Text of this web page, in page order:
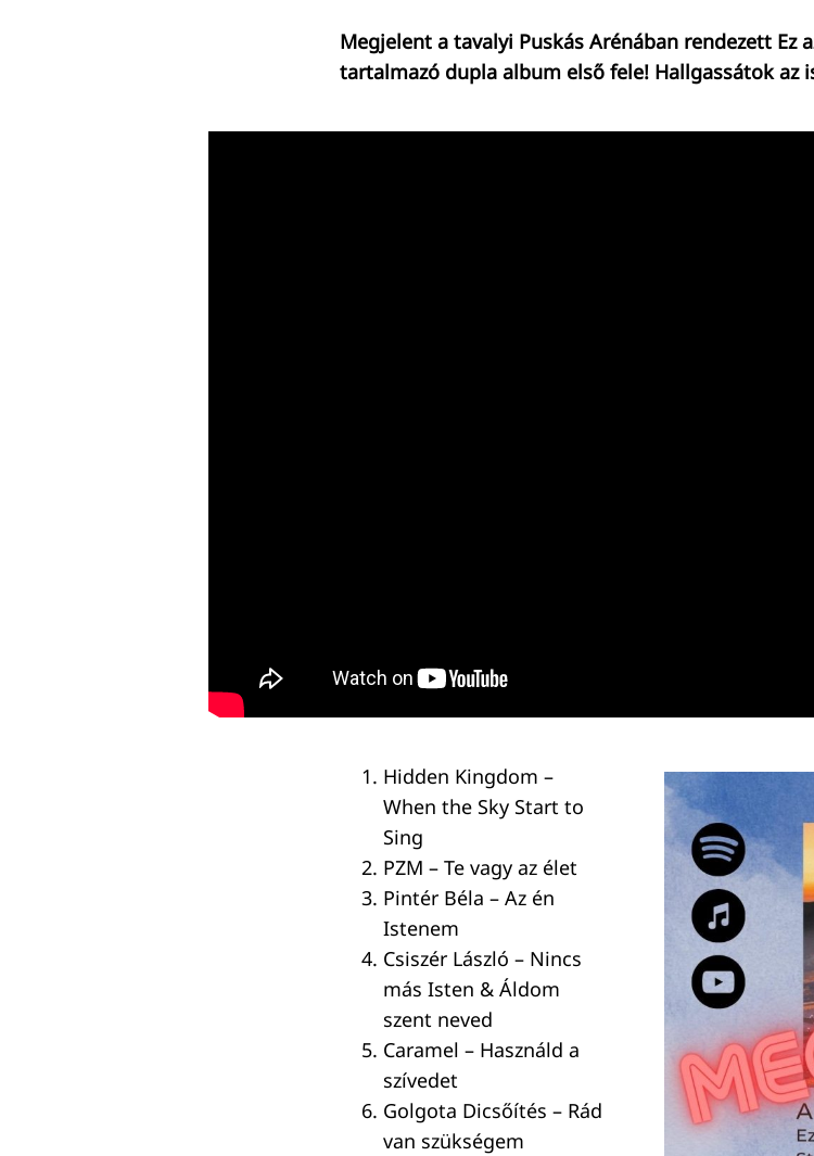
Megjelent a tavalyi Puskás Arénában rendezett Ez
tartalmazó dupla album első fele! Hallgassátok az
Hidden Kingdom –
When the Sky Start to
Sing
PZM – Te vagy az élet
Pintér Béla – Az én
Istenem
Csiszér László – Nincs
más Isten & Áldom
szent neved
Caramel – Használd a
szívedet
Golgota Dicsőítés – Rád
van szükségem